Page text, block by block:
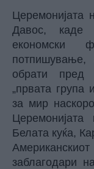
Церемонијата
Давос, каде
економски
потпишување,
обрати пред
„првата група
за мир
Белата куќа,
заблагодари